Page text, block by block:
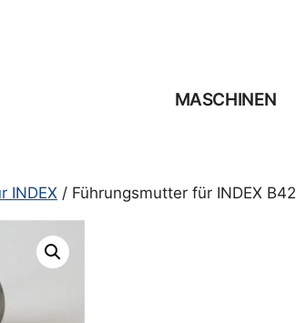
MASCHINEN
INDEX / Führungsmutter für INDEX B42